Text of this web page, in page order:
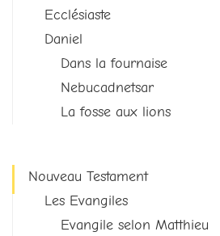
Ecclésiaste
Daniel
Dans la fournaise
Nebucadnetsar
La fosse aux lions
Nouveau Testament
Les Evangiles
Evangile selon Matthieu